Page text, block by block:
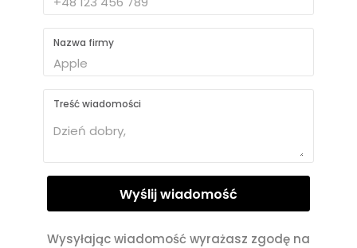
Nazwa firmy
Treść wiadomości
Wysyłając wiadomość wyrażasz zgodę na